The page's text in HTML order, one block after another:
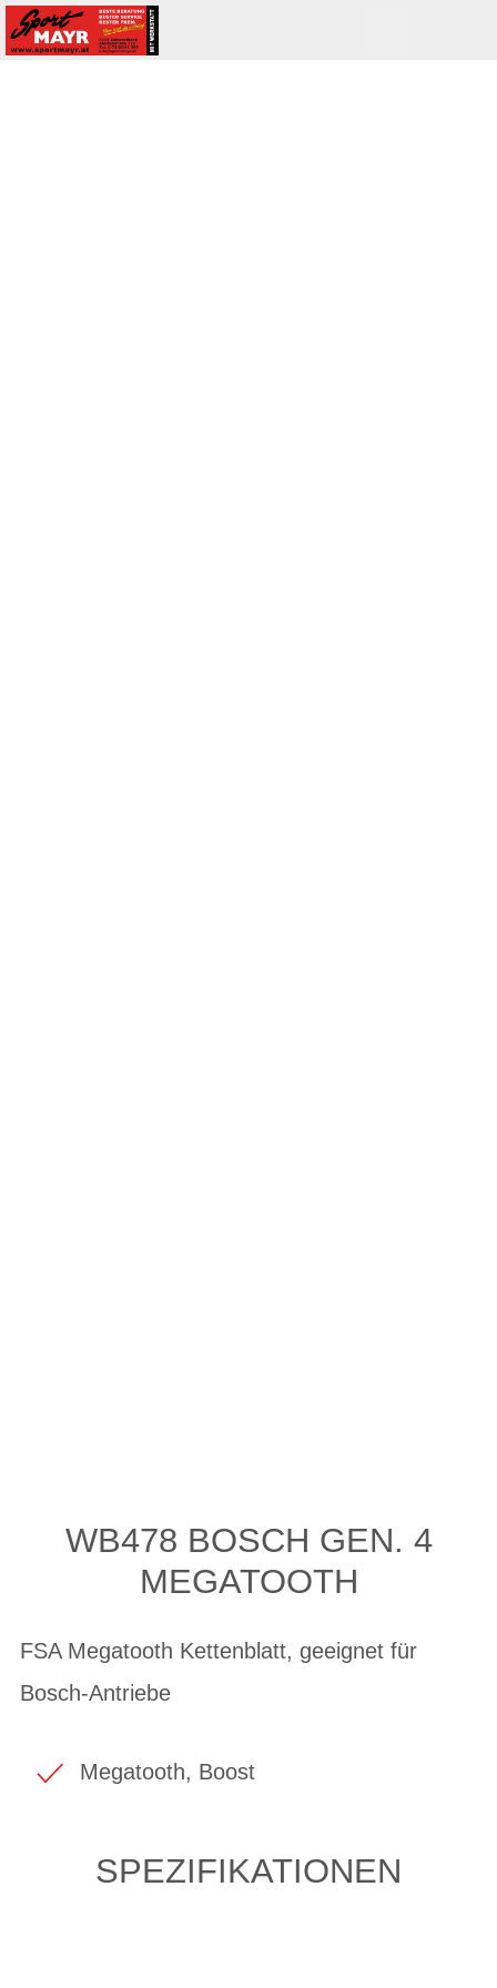
WB478 BOSCH GEN. 4
MEGATOOTH
FSA Megatooth Kettenblatt, geeignet für
Bosch-Antriebe
Megatooth, Boost
SPEZIFIKATIONEN